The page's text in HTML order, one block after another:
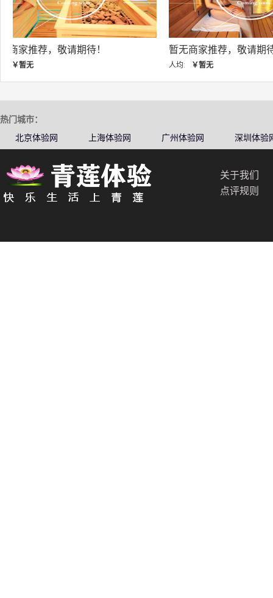
暂无商家推荐，敬请期待！
人均:
暂无商家推荐，
人均:
热门城市：
北京体验网
上海体验网 广州体验网 深圳体验
关于我们
点评规则